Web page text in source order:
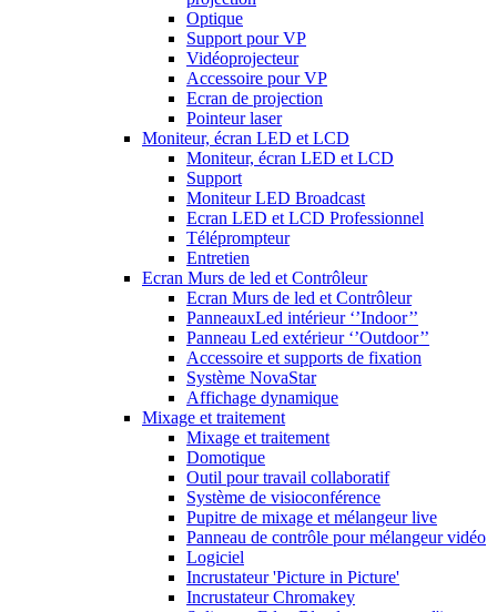
Optique
Support pour VP
Vidéoprojecteur
Accessoire pour VP
Ecran de projection
Pointeur laser
Moniteur, écran LED et LCD
Moniteur, écran LED et LCD
Support
Moniteur LED Broadcast
Ecran LED et LCD Professionnel
Téléprompteur
Entretien
Ecran Murs de led et Contrôleur
Ecran Murs de led et Contrôleur
PanneauxLed intérieur ‘’Indoor’’
Panneau Led extérieur ‘’Outdoor’’
Accessoire et supports de fixation
Système NovaStar
Affichage dynamique
Mixage et traitement
Mixage et traitement
Domotique
Outil pour travail collaboratif
Système de visioconférence
Pupitre de mixage et mélangeur live
Panneau de contrôle pour mélangeur vidéo
Logiciel
Incrustateur 'Picture in Picture'
Incrustateur Chromakey